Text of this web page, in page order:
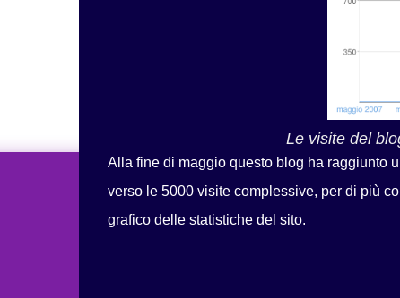
Le visite del
Alla fine di maggio questo blog ha raggiunto
verso le 5000 visite complessive, per di più
grafico delle statistiche del sito.